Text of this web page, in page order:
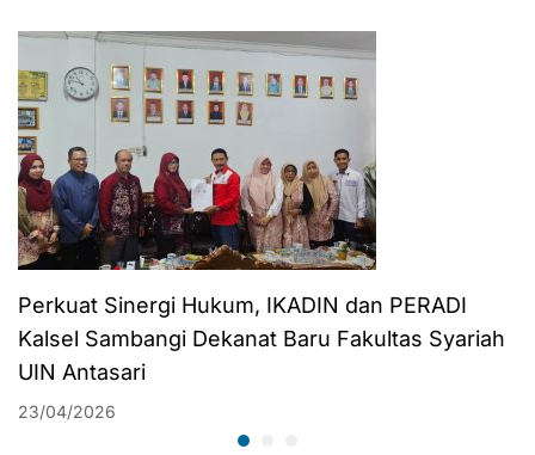
TAHUN AKADEMIK
Perkuat Sinergi Hukum, IKADIN dan PERADI
Kalsel Sambangi Dekanat Baru Fakultas Syariah
UIN Antasari
23/04/2026